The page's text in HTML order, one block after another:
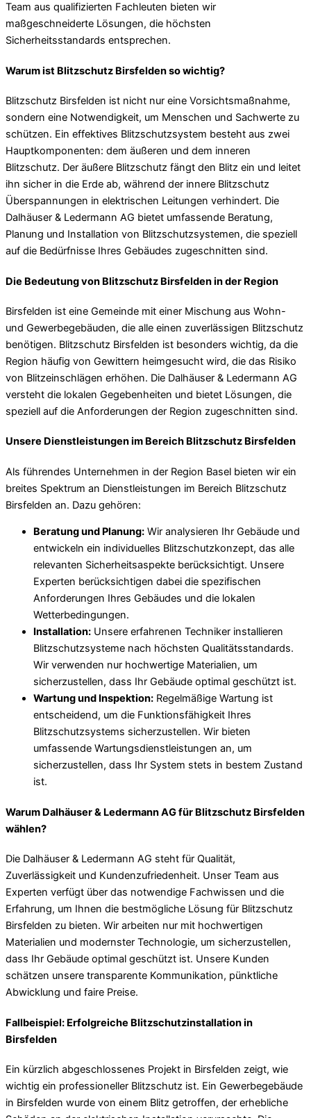
Team aus qualifizierten Fachleuten bieten wir
maßgeschneiderte Lösungen, die höchsten
Sicherheitsstandards entsprechen.
Warum ist Blitzschutz Birsfelden so wichtig?
Blitzschutz Birsfelden ist nicht nur eine Vorsichtsmaßnahme,
sondern eine Notwendigkeit, um Menschen und Sachwerte zu
schützen. Ein effektives Blitzschutzsystem besteht aus zwei
Hauptkomponenten: dem äußeren und dem inneren
Blitzschutz. Der äußere Blitzschutz fängt den Blitz ein und leitet
ihn sicher in die Erde ab, während der innere Blitzschutz
Überspannungen in elektrischen Leitungen verhindert. Die
Dalhäuser & Ledermann AG bietet umfassende Beratung,
Planung und Installation von Blitzschutzsystemen, die speziell
auf die Bedürfnisse Ihres Gebäudes zugeschnitten sind.
Die Bedeutung von Blitzschutz Birsfelden in der Region
Birsfelden ist eine Gemeinde mit einer Mischung aus Wohn-
und Gewerbegebäuden, die alle einen zuverlässigen Blitzschutz
benötigen. Blitzschutz Birsfelden ist besonders wichtig, da die
Region häufig von Gewittern heimgesucht wird, die das Risiko
von Blitzeinschlägen erhöhen. Die Dalhäuser & Ledermann AG
versteht die lokalen Gegebenheiten und bietet Lösungen, die
speziell auf die Anforderungen der Region zugeschnitten sind.
Unsere Dienstleistungen im Bereich Blitzschutz Birsfelden
Als führendes Unternehmen in der Region Basel bieten wir ein
breites Spektrum an Dienstleistungen im Bereich Blitzschutz
Birsfelden an. Dazu gehören:
Beratung und Planung: Wir analysieren Ihr Gebäude und
entwickeln ein individuelles Blitzschutzkonzept, das alle
relevanten Sicherheitsaspekte berücksichtigt. Unsere
Experten berücksichtigen dabei die spezifischen
Anforderungen Ihres Gebäudes und die lokalen
Wetterbedingungen.
Installation: Unsere erfahrenen Techniker installieren
Blitzschutzsysteme nach höchsten Qualitätsstandards.
Wir verwenden nur hochwertige Materialien, um
sicherzustellen, dass Ihr Gebäude optimal geschützt ist.
Wartung und Inspektion: Regelmäßige Wartung ist
entscheidend, um die Funktionsfähigkeit Ihres
Blitzschutzsystems sicherzustellen. Wir bieten
umfassende Wartungsdienstleistungen an, um
sicherzustellen, dass Ihr System stets in bestem Zustand
ist.
Warum Dalhäuser & Ledermann AG für Blitzschutz Birsfelden
wählen?
Die Dalhäuser & Ledermann AG steht für Qualität,
Zuverlässigkeit und Kundenzufriedenheit. Unser Team aus
Experten verfügt über das notwendige Fachwissen und die
Erfahrung, um Ihnen die bestmögliche Lösung für Blitzschutz
Birsfelden zu bieten. Wir arbeiten nur mit hochwertigen
Materialien und modernster Technologie, um sicherzustellen,
dass Ihr Gebäude optimal geschützt ist. Unsere Kunden
schätzen unsere transparente Kommunikation, pünktliche
Abwicklung und faire Preise.
Fallbeispiel: Erfolgreiche Blitzschutzinstallation in
Birsfelden
Ein kürzlich abgeschlossenes Projekt in Birsfelden zeigt, wie
wichtig ein professioneller Blitzschutz ist. Ein Gewerbegebäude
in Birsfelden wurde von einem Blitz getroffen, der erhebliche